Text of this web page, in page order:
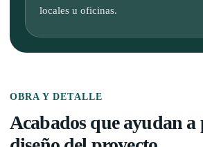
locales u oficinas.
OBRA Y DETALLE
Acabados que ayudan a